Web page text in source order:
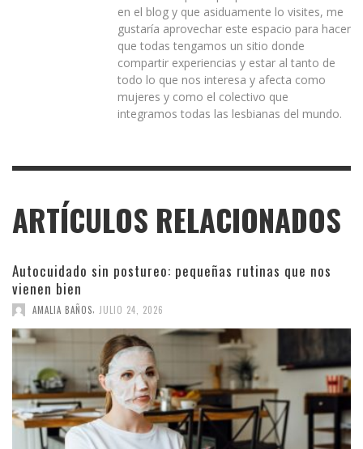
en el blog y que asiduamente lo visites, me
gustaría aprovechar este espacio para hacer
que todas tengamos un sitio donde
compartir experiencias y estar al tanto de
todo lo que nos interesa y afecta como
mujeres y como el colectivo que
integramos todas las lesbianas del mundo.
ARTÍCULOS RELACIONADOS
Autocuidado sin postureo: pequeñas rutinas que nos
vienen bien
AMALIA BAÑOS JULIO 24, 2026